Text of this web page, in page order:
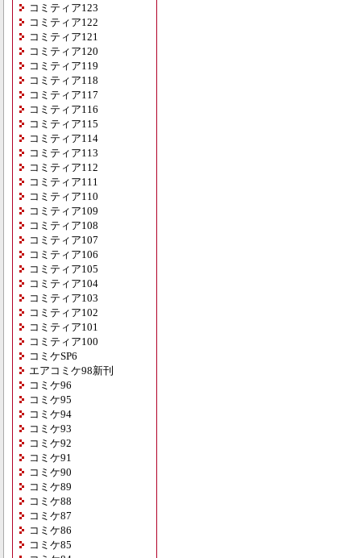
コミティア123
コミティア122
コミティア121
コミティア120
コミティア119
コミティア118
コミティア117
コミティア116
コミティア115
コミティア114
コミティア113
コミティア112
コミティア111
コミティア110
コミティア109
コミティア108
コミティア107
コミティア106
コミティア105
コミティア104
コミティア103
コミティア102
コミティア101
コミティア100
コミケSP6
エアコミケ98新刊
コミケ96
コミケ95
コミケ94
コミケ93
コミケ92
コミケ91
コミケ90
コミケ89
コミケ88
コミケ87
コミケ86
コミケ85